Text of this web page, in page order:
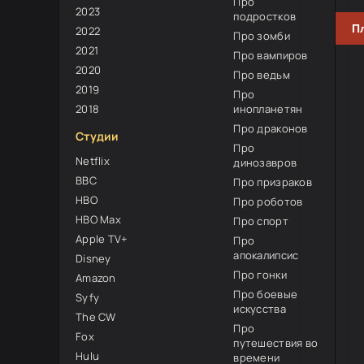
2023
2022
2021
2020
2019
2018
Студии
Netflix
BBC
HBO
HBO Max
Apple TV+
Disney
Amazon
Syfy
The CW
Fox
Hulu
подростков
Про зомби
Про вампиров
Про ведьм
Про
инопланетян
Про драконов
Про
динозавров
Про призраков
Про роботов
Про спорт
Про
апокалипсис
Про гонки
Про боевые
искусства
Про
путешествия во
времени